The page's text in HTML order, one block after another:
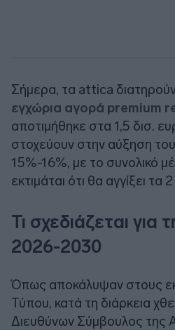
Σήμερα, τα attica
εγχώρια αγορά premium
αποτιμήθηκε στα 1,5 δισ.
στοχεύουν στην αύξηση
15%-16%, με το συνολικό
εκτιμάται ότι θα αγγίξει τα
Τι σχεδιάζεται για
2026-2030
Όπως αποκάλυψαν στους
Τύπου, κατά τη διάρκεια
Διευθύνων Σύμβουλος της